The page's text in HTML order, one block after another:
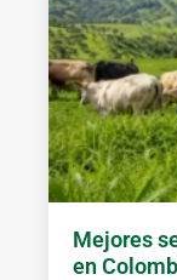
Mejores
en